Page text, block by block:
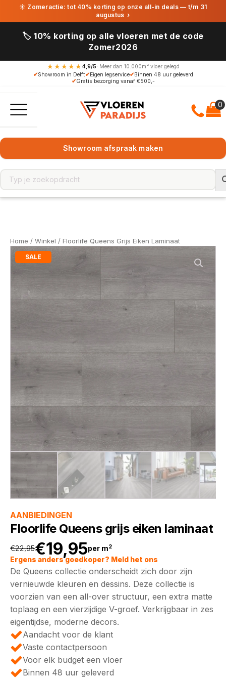
☀ Zomeractie: tot 40% korting op onze all-in deals — t/m 31
augustus ›
🏷️ 10% korting op alle vloeren met de code
Zomer2026
★★★★★ 4,9/5· Meer dan 10.000m² vloer gelegd
✔Showroom in Delft✔Eigen legservice✔Binnen 48 uur geleverd
✔Gratis bezorging vanaf €500,-
Showroom afspraak maken
Home / Winkel / Floorlife Queens Grijs Eiken Laminaat
SALE
AANBIEDINGEN
Floorlife Queens grijs eiken laminaat
€22,95
Oorspronkelijke
prijs
was:
€22,95.
€19,95
Huidige
prijs
is:
€19,95.
per m2
Ergens anders goedkoper? Meld het ons
De Queens collectie onderscheidt zich door zijn
vernieuwde kleuren en dessins. Deze collectie is
voorzien van een all-over structuur, een extra matte
toplaag en een vierzijdige V-groef. Verkrijgbaar in zes
eigentijdse, moderne decors.
Aandacht voor de klant
Vaste contactpersoon
Voor elk budget een vloer
Binnen 48 uur geleverd